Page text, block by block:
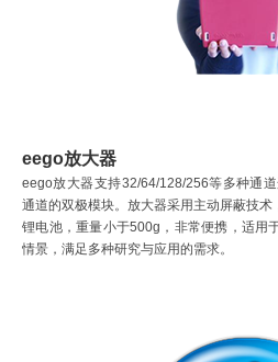
eego放大器
eego放大器支持32/64/128/256等多种通
通道的双极模块。放大器采用主动屏蔽技
锂电池，重量小于500g，非常便携，适用
情景，满足多种研究与应用的需求。